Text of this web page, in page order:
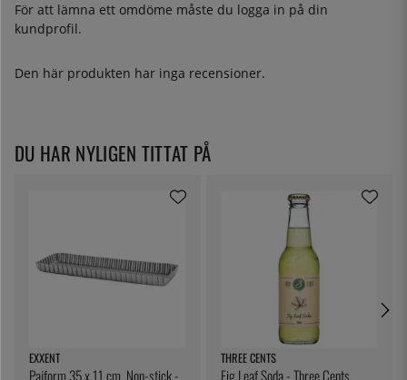
För att lämna ett omdöme måste du logga in på din
kundprofil.
Den här produkten har inga recensioner.
DU HAR NYLIGEN TITTAT PÅ
EXXENT
Pajform 35 x 11 cm, Non-stick -
THREE CENTS
Fig Leaf Soda - Three Cents